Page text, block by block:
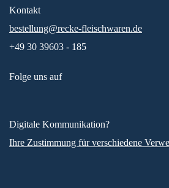
Kontakt
bestellung@recke-fleischwaren.de
+49 30 39603 - 185
Folge uns auf
Digitale Kommunikation?
Ihre Zustimmung für verschiedene